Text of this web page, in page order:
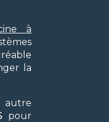
à
la
autre
pour